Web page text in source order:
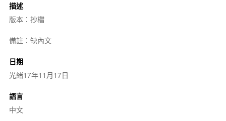
描述
版本：抄檔
備註：缺內文
日期
光緒17年11月17日
語言
中文